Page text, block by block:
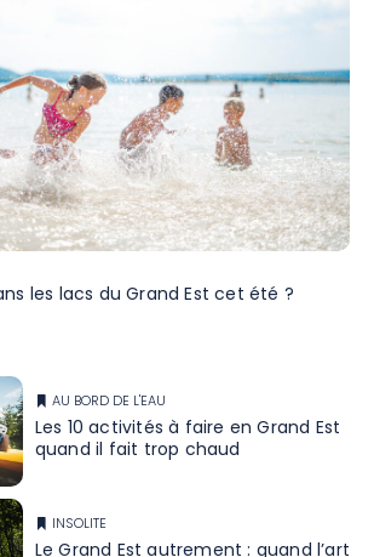
les lacs du Grand Est cet été ?
AU BORD DE L'EAU
Les 10 activités à faire en Grand Est
quand il fait trop chaud
INSOLITE
Le Grand Est autrement : quand l’art